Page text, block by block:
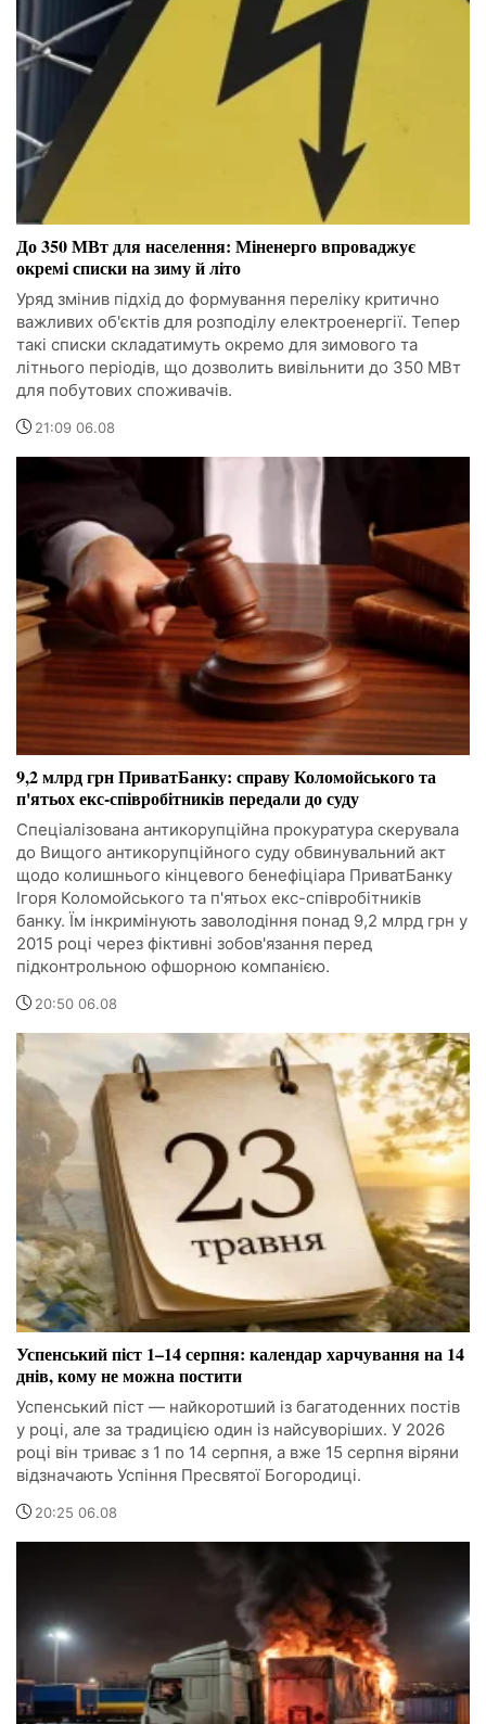
До 350 МВт для населення: Міненерго впроваджує
окремі списки на зиму й літо
Уряд змінив підхід до формування переліку критично
важливих об'єктів для розподілу електроенергії. Тепер
такі списки складатимуть окремо для зимового та
літнього періодів, що дозволить вивільнити до 350 МВт
для побутових споживачів.
21:09 06.08
9,2 млрд грн ПриватБанку: справу Коломойського та
п'ятьох екс-співробітників передали до суду
Спеціалізована антикорупційна прокуратура скерувала
до Вищого антикорупційного суду обвинувальний акт
щодо колишнього кінцевого бенефіціара ПриватБанку
Ігоря Коломойського та п'ятьох екс-співробітників
банку. Їм інкримінують заволодіння понад 9,2 млрд грн у
2015 році через фіктивні зобов'язання перед
підконтрольною офшорною компанією.
20:50 06.08
Успенський піст 1–14 серпня: календар харчування на 14
днів, кому не можна постити
Успенський піст — найкоротший із багатоденних постів
у році, але за традицією один із найсуворіших. У 2026
році він триває з 1 по 14 серпня, а вже 15 серпня віряни
відзначають Успіння Пресвятої Богородиці.
20:25 06.08